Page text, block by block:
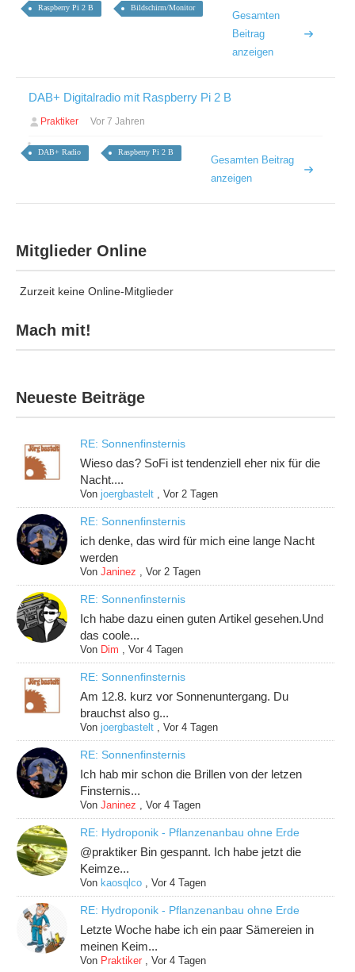
Raspberry Pi 2 B Bildschirm/Monitor
Gesamten
Beitrag
anzeigen
DAB+ Digitalradio mit Raspberry Pi 2 B
Praktiker Vor 7 Jahren
DAB+ Radio Raspberry Pi 2 B
Gesamten Beitrag
anzeigen
Mitglieder Online
Zurzeit keine Online-Mitglieder
Mach mit!
Neueste Beiträge
RE: Sonnenfinsternis
Wieso das? SoFi ist tendenziell eher nix für die
Nacht....
Vonjoergbastelt ,Vor 2 Tagen
RE: Sonnenfinsternis
ich denke, das wird für mich eine lange Nacht
werden
VonJaninez ,Vor 2 Tagen
RE: Sonnenfinsternis
Ich habe dazu einen guten Artikel gesehen.Und
das coole...
Von Dim ,Vor 4 Tagen
RE: Sonnenfinsternis
Am 12.8. kurz vor Sonnenuntergang. Du
brauchst also g...
Vonjoergbastelt ,Vor 4 Tagen
RE: Sonnenfinsternis
Ich hab mir schon die Brillen von der letzen
Finsternis...
VonJaninez ,Vor 4 Tagen
RE: Hydroponik - Pflanzenanbau ohne Erde
@praktiker Bin gespannt. Ich habe jetzt die
Keimze...
Von kaosqlco ,Vor 4 Tagen
RE: Hydroponik - Pflanzenanbau ohne Erde
Letzte Woche habe ich ein paar Sämereien in
meinen Keim...
Von Praktiker ,Vor 4 Tagen